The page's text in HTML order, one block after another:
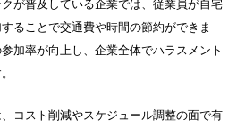
が普及している企業では、従業員が自宅
ることで交通費や時間の節約ができま
加率が向上し、企業全体でハラスメント
コスト削減やスケジュール調整の面で有